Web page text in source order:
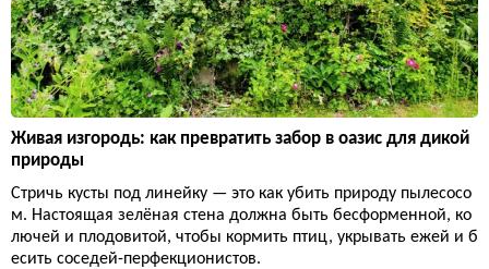
Живая изгородь: как превратить забор в оазис для дикой
природы
Стричь кусты под линейку — это как убить природу пылесосо
м. Настоящая зелёная стена должна быть бесформенной, ко
лючей и плодовитой, чтобы кормить птиц, укрывать ежей и б
есить соседей-перфекционистов.